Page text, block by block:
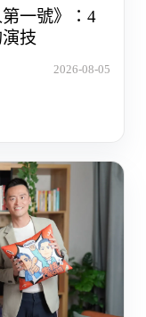
一號》：4
技
2026-08-05